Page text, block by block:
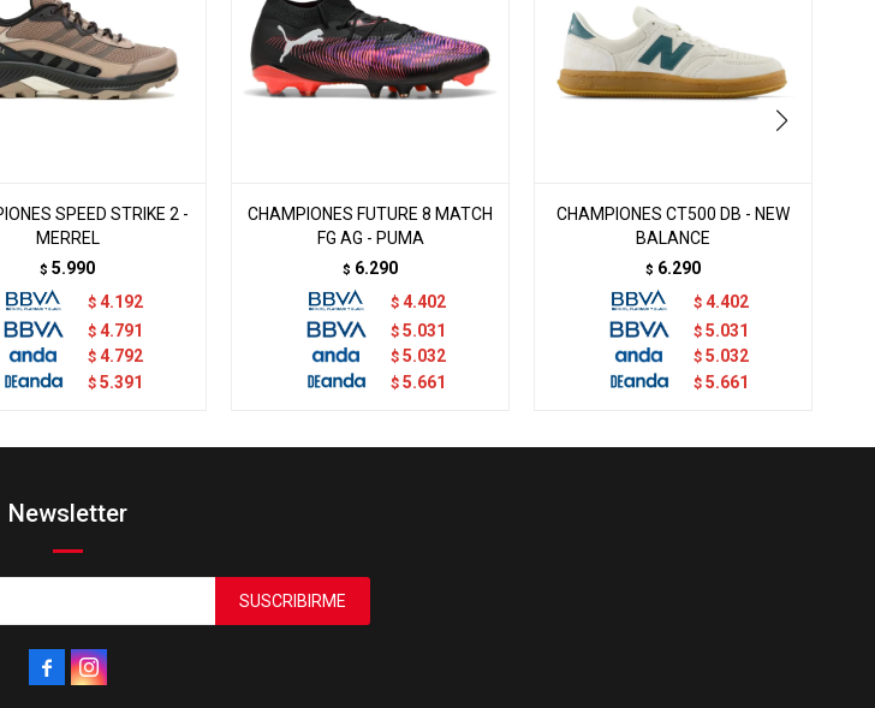
SPEED STRIKE 2 -
MERREL
$ 5.990
$ 4.192
$ 4.791
$ 4.792
$ 5.391
CHAMPIONES FUTURE 8 MATCH
FG AG - PUMA
$ 6.290
$ 4.402
$ 5.031
$ 5.032
$ 5.661
CHAMPIONES CT500 DB - NEW
BALANCE
$ 6.290
$ 4.402
$ 5.031
$ 5.032
$ 5.661
Newsletter
SUSCRIBIRME
 